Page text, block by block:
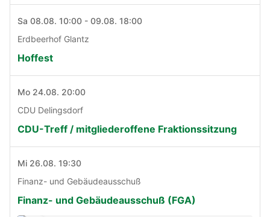
Sa 08.08. 10:00 - 09.08. 18:00
Erdbeerhof Glantz
Hoffest
Mo 24.08. 20:00
CDU Delingsdorf
CDU-Treff / mitgliederoffene Fraktionssitzung
Mi 26.08. 19:30
Finanz- und Gebäudeausschuß
Finanz- und Gebäudeausschuß (FGA)